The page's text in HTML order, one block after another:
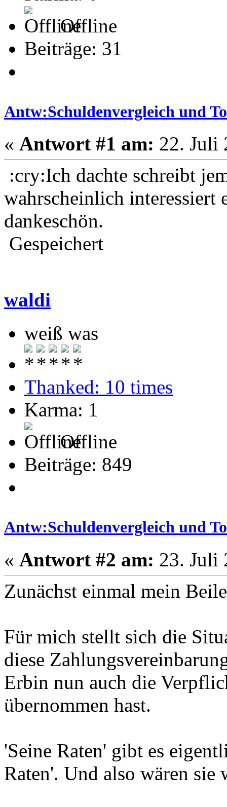
Offline
Beiträge: 31
Antw:Schuldenvergleich und
« Antwort #1 am: 22. Juli
:cry:Ich dachte schreibt
wahrscheinlich interessiert
dankeschön.
Gespeichert
waldi
weiß was
Thanked: 10 times
Karma: 1
Offline
Beiträge: 849
Antw:Schuldenvergleich und
« Antwort #2 am: 23. Juli
Zunächst einmal mein
Für mich stellt sich die
diese
Erbin nun auch die
übernommen hast.
'Seine Raten' gibt es
Raten'. Und also wären sie